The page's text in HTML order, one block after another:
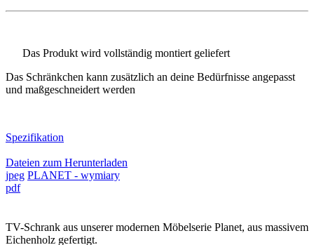
Das Produkt wird vollständig montiert geliefert
Das Schränkchen kann zusätzlich an deine Bedürfnisse angepasst
und maßgeschneidert werden
Spezifikation
Dateien zum Herunterladen
jpeg PLANET - wymiary
pdf
TV-Schrank aus unserer modernen Möbelserie Planet, aus massivem
Eichenholz gefertigt.